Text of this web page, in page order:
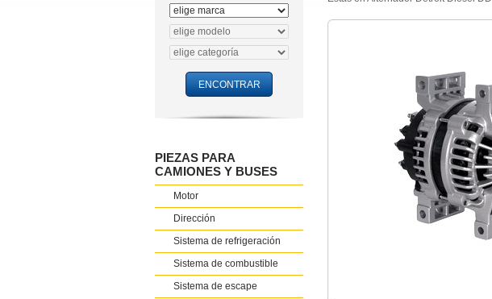
PIEZAS PARA
CAMIONES Y BUSES
Motor
Dirección
Sistema de refrigeración
Sistema de combustible
Sistema de escape